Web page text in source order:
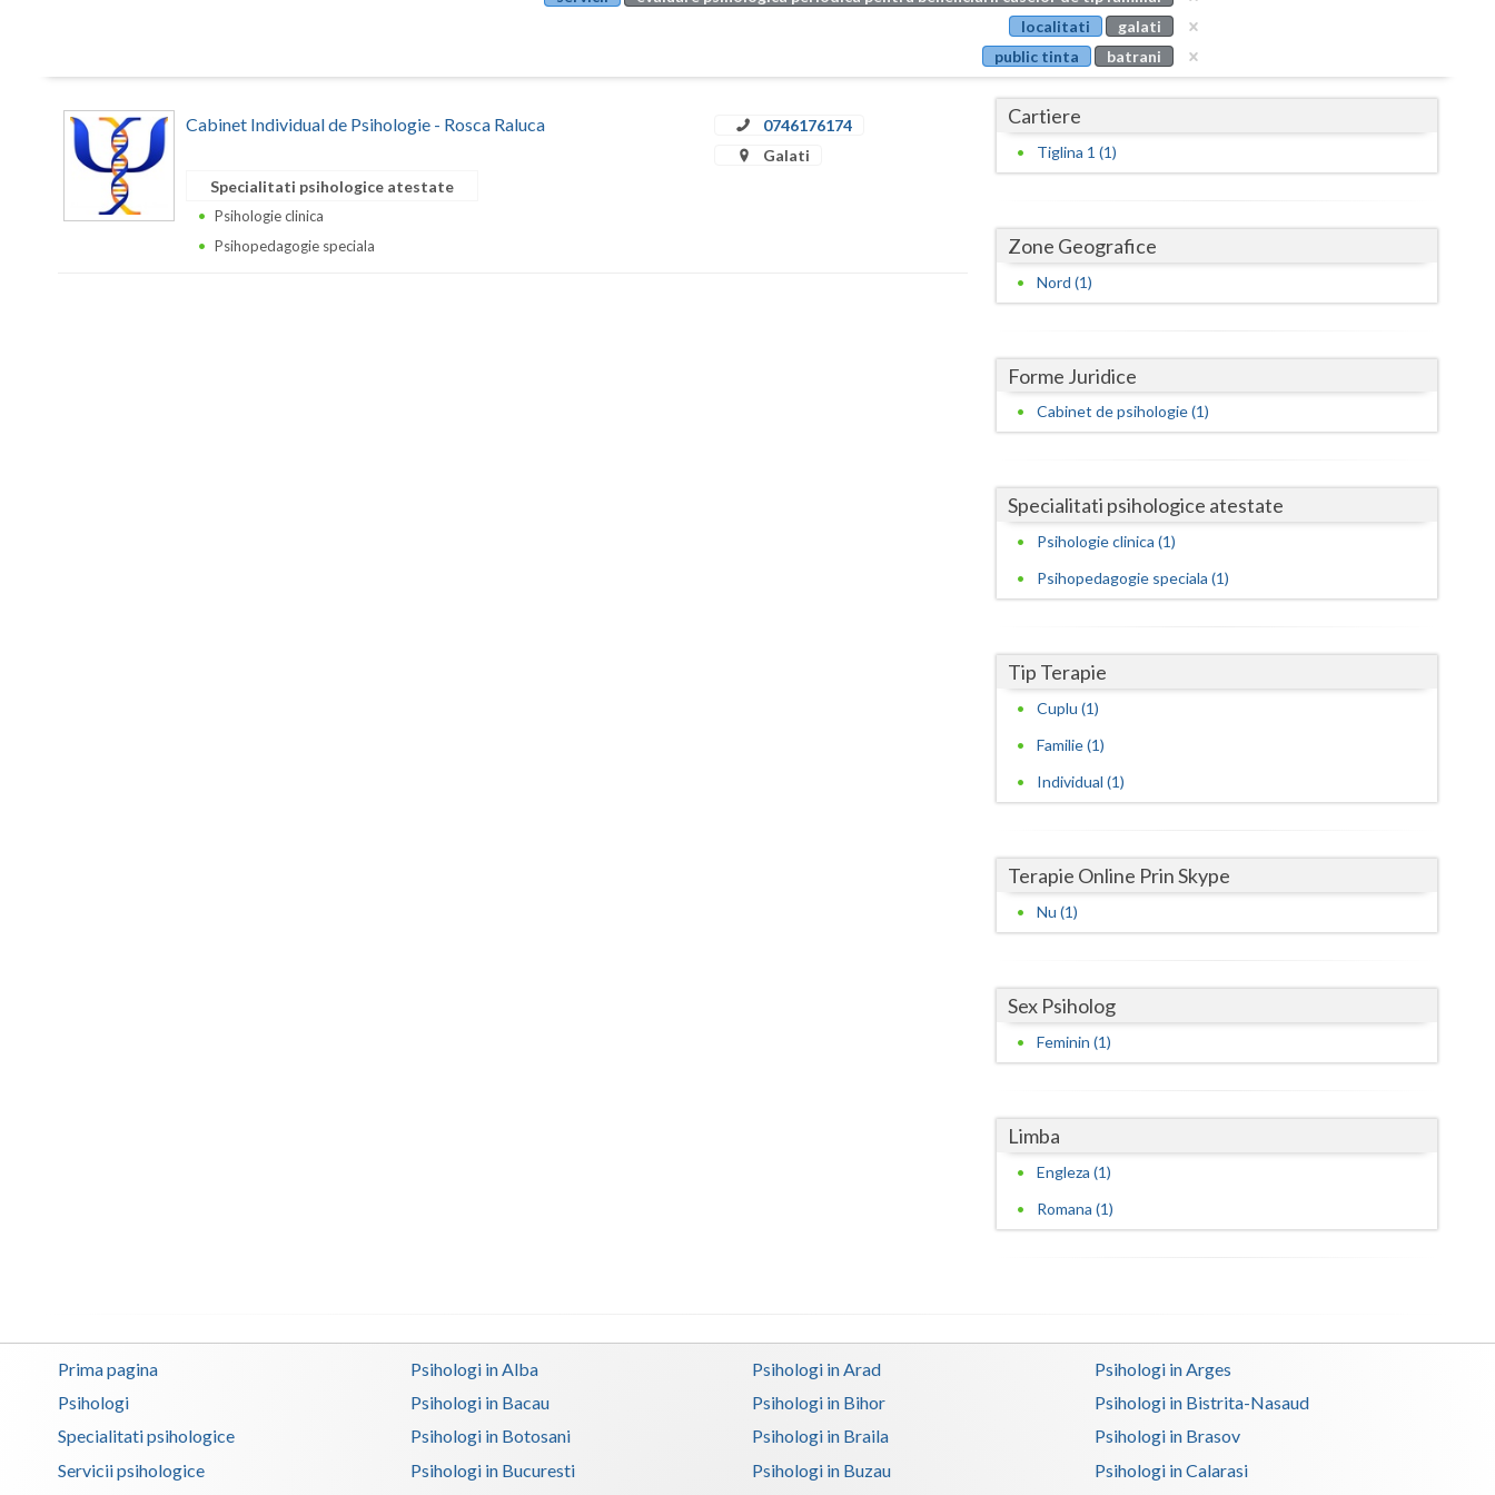
Buzau
Calarasi
Caras-Severin
Giurgiu
Harghita
Hunedoara
Ialomita
Neamt
Salaj
Vaslui
Vrancea
localitati
galati
public tinta
batrani
Cabinet Individual de Psihologie - Rosca Raluca
0746176174
Galati
Specialitati psihologice atestate
Psihologie clinica
Psihopedagogie speciala
Cartiere
Tiglina 1 (1)
Zone Geografice
Nord (1)
Forme Juridice
Cabinet de psihologie (1)
Specialitati psihologice atestate
Psihologie clinica (1)
Psihopedagogie speciala (1)
Tip Terapie
Cuplu (1)
Familie (1)
Individual (1)
Terapie Online Prin Skype
Nu (1)
Sex Psiholog
Feminin (1)
Limba
Engleza (1)
Romana (1)
Prima pagina
Psihologi
Specialitati psihologice
Servicii psihologice
Psihologi in Alba Psihologi in Arad
Psihologi in Arges
Psihologi in Bacau
Psihologi in Bihor
Psihologi in Bistrita-Nasaud
Psihologi in Botosani
Psihologi in Braila
Psihologi in Brasov
Psihologi in Bucuresti
Psihologi in Buzau
Psihologi in Calarasi